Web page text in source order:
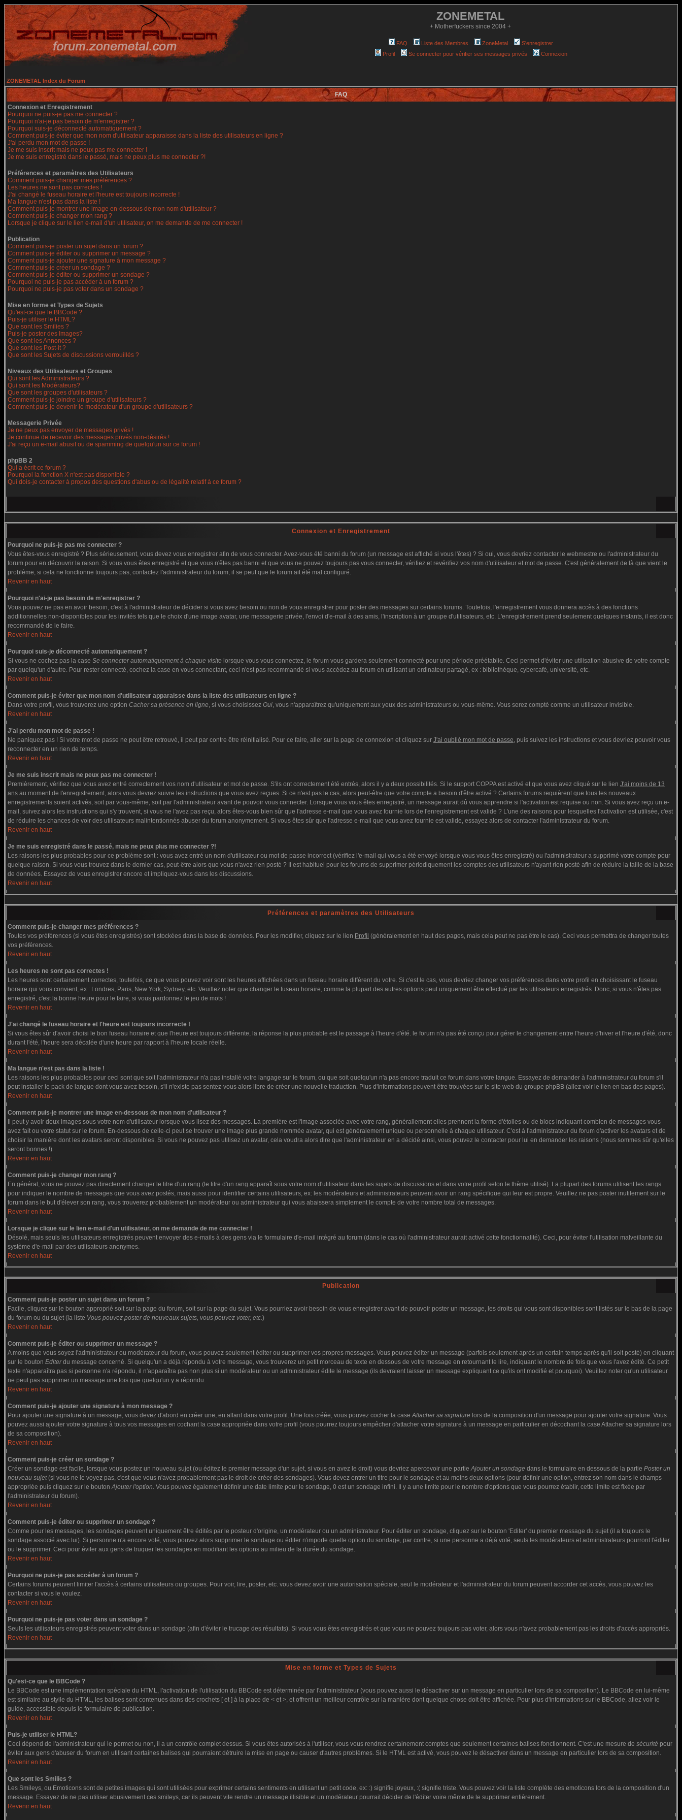
ZONEMETAL
+ Motherfuckers since 2004 +
FAQ Liste des Membres ZoneMetal
S'enregistrer
Profil
Se connecter pour vérifier ses messages privés Connexion
ZONEMETAL Index du Forum
FAQ
Connexion et Enregistrement
Pourquoi ne puis-je pas me connecter ?
Pourquoi n'ai-je pas besoin de m'enregistrer ?
Pourquoi suis-je déconnecté automatiquement ?
Comment puis-je éviter que mon nom d'utilisateur apparaisse dans la liste des utilisateurs en ligne ?
J'ai perdu mon mot de passe !
Je me suis inscrit mais ne peux pas me connecter !
Je me suis enregistré dans le passé, mais ne peux plus me connecter ?!
Préférences et paramètres des Utilisateurs
Comment puis-je changer mes préférences ?
Les heures ne sont pas correctes !
J'ai changé le fuseau horaire et l'heure est toujours incorrecte !
Ma langue n'est pas dans la liste !
Comment puis-je montrer une image en-dessous de mon nom d'utilisateur ?
Comment puis-je changer mon rang ?
Lorsque je clique sur le lien e-mail d'un utilisateur, on me demande de me connecter !
Publication
Comment puis-je poster un sujet dans un forum ?
Comment puis-je éditer ou supprimer un message ?
Comment puis-je ajouter une signature à mon message ?
Comment puis-je créer un sondage ?
Comment puis-je éditer ou supprimer un sondage ?
Pourquoi ne puis-je pas accéder à un forum ?
Pourquoi ne puis-je pas voter dans un sondage ?
Mise en forme et Types de Sujets
Qu'est-ce que le BBCode ?
Puis-je utiliser le HTML?
Que sont les Smilies ?
Puis-je poster des Images?
Que sont les Annonces ?
Que sont les Post-it ?
Que sont les Sujets de discussions verrouillés ?
Niveaux des Utilisateurs et Groupes
Qui sont les Administrateurs ?
Qui sont les Modérateurs?
Que sont les groupes d'utilisateurs ?
Comment puis-je joindre un groupe d'utilisateurs ?
Comment puis-je devenir le modérateur d'un groupe d'utilisateurs ?
Messagerie Privée
Je ne peux pas envoyer de messages privés !
Je continue de recevoir des messages privés non-désirés !
J'ai reçu un e-mail abusif ou de spamming de quelqu'un sur ce forum !
phpBB 2
Qui a écrit ce forum ?
Pourquoi la fonction X n'est pas disponible ?
Qui dois-je contacter à propos des questions d'abus ou de légalité relatif à ce forum ?
Connexion et Enregistrement
Pourquoi ne puis-je pas me connecter ?
Vous êtes-vous enregistré ? Plus sérieusement, vous devez vous enregistrer afin de vous connecter. Avez-vous été banni du forum (un message est affiché si vous l'êtes) ? Si oui, vous devriez contacter le webmestre ou l'administrateur du
forum pour en découvrir la raison. Si vous vous êtes enregistré et que vous n'êtes pas banni et que vous ne pouvez toujours pas vous connecter, vérifiez et revérifiez vos nom d'utilisateur et mot de passe. C'est généralement de là que vient le
problème, si cela ne fonctionne toujours pas, contactez l'administrateur du forum, il se peut que le forum ait été mal configuré.
Revenir en haut
Pourquoi n'ai-je pas besoin de m'enregistrer ?
Vous pouvez ne pas en avoir besoin, c'est à l'administrateur de décider si vous avez besoin ou non de vous enregistrer pour poster des messages sur certains forums. Toutefois, l'enregistrement vous donnera accès à des fonctions
additionnelles non-disponibles pour les invités tels que le choix d'une image avatar, une messagerie privée, l'envoi d'e-mail à des amis, l'inscription à un groupe d'utilisateurs, etc. L'enregistrement prend seulement quelques instants, il est donc
recommandé de le faire.
Revenir en haut
Pourquoi suis-je déconnecté automatiquement ?
Si vous ne cochez pas la case Se connecter automatiquement à chaque visite lorsque vous vous connectez, le forum vous gardera seulement connecté pour une période préétablie. Ceci permet d'éviter une utilisation abusive de votre compte
par quelqu'un d'autre. Pour rester connecté, cochez la case en vous connectant, ceci n'est pas recommandé si vous accédez au forum en utilisant un ordinateur partagé, ex : bibliothèque, cybercafé, université, etc.
Revenir en haut
Comment puis-je éviter que mon nom d'utilisateur apparaisse dans la liste des utilisateurs en ligne ?
Dans votre profil, vous trouverez une option Cacher sa présence en ligne, si vous choisissez Oui, vous n'apparaîtrez qu'uniquement aux yeux des administrateurs ou vous-même. Vous serez compté comme un utilisateur invisible.
Revenir en haut
J'ai perdu mon mot de passe !
Ne paniquez pas ! Si votre mot de passe ne peut être retrouvé, il peut par contre être réinitialisé. Pour ce faire, aller sur la page de connexion et cliquez sur J'ai oublié mon mot de passe, puis suivez les instructions et vous devriez pouvoir vous
reconnecter en un rien de temps.
Revenir en haut
Je me suis inscrit mais ne peux pas me connecter !
Premièrement, vérifiez que vous avez entré correctement vos nom d'utilisateur et mot de passe. S'ils ont correctement été entrés, alors il y a deux possibilités. Si le support COPPA est activé et que vous avez cliqué sur le lien J'ai moins de 13
ans au moment de l'enregistrement, alors vous devrez suivre les instructions que vous avez reçues. Si ce n'est pas le cas, alors peut-être que votre compte a besoin d'être activé ? Certains forums requièrent que tous les nouveaux
enregistrements soient activés, soit par vous-même, soit par l'administrateur avant de pouvoir vous connecter. Lorsque vous vous êtes enregistré, un message aurait dû vous apprendre si l'activation est requise ou non. Si vous avez reçu un e-
mail, suivez alors les instructions qui s'y trouvent, si vous ne l'avez pas reçu, alors êtes-vous bien sûr que l'adresse e-mail que vous avez fournie lors de l'enregistrement est valide ? L'une des raisons pour lesquelles l'activation est utilisée, c'est
de réduire les chances de voir des utilisateurs malintentionnés abuser du forum anonymement. Si vous êtes sûr que l'adresse e-mail que vous avez fournie est valide, essayez alors de contacter l'administrateur du forum.
Revenir en haut
Je me suis enregistré dans le passé, mais ne peux plus me connecter ?!
Les raisons les plus probables pour ce problème sont : vous avez entré un nom d'utilisateur ou mot de passe incorrect (vérifiez l'e-mail qui vous a été envoyé lorsque vous vous êtes enregistré) ou l'administrateur a supprimé votre compte pour
quelque raison. Si vous vous trouvez dans le dernier cas, peut-être alors que vous n'avez rien posté ? Il est habituel pour les forums de supprimer périodiquement les comptes des utilisateurs n'ayant rien posté afin de réduire la taille de la base
de données. Essayez de vous enregistrer encore et impliquez-vous dans les discussions.
Revenir en haut
Préférences et paramètres des Utilisateurs
Comment puis-je changer mes préférences ?
Toutes vos préférences (si vous êtes enregistrés) sont stockées dans la base de données. Pour les modifier, cliquez sur le lien Profil (généralement en haut des pages, mais cela peut ne pas être le cas). Ceci vous permettra de changer toutes
vos préférences.
Revenir en haut
Les heures ne sont pas correctes !
Les heures sont certainement correctes, toutefois, ce que vous pouvez voir sont les heures affichées dans un fuseau horaire différent du votre. Si c'est le cas, vous devriez changer vos préférences dans votre profil en choisissant le fuseau
horaire qui vous convient, ex : Londres, Paris, New York, Sydney, etc. Veuillez noter que changer le fuseau horaire, comme la plupart des autres options peut uniquement être effectué par les utilisateurs enregistrés. Donc, si vous n'êtes pas
enregistré, c'est la bonne heure pour le faire, si vous pardonnez le jeu de mots !
Revenir en haut
J'ai changé le fuseau horaire et l'heure est toujours incorrecte !
Si vous êtes sûr d'avoir choisi le bon fuseau horaire et que l'heure est toujours différente, la réponse la plus probable est le passage à l'heure d'été. le forum n'a pas été conçu pour gérer le changement entre l'heure d'hiver et l'heure d'été, donc
durant l'été, l'heure sera décalée d'une heure par rapport à l'heure locale réelle.
Revenir en haut
Ma langue n'est pas dans la liste !
Les raisons les plus probables pour ceci sont que soit l'administrateur n'a pas installé votre langage sur le forum, ou que soit quelqu'un n'a pas encore traduit ce forum dans votre langue. Essayez de demander à l'administrateur du forum s'il
peut installer le pack de langue dont vous avez besoin, s'il n'existe pas sentez-vous alors libre de créer une nouvelle traduction. Plus d'informations peuvent être trouvées sur le site web du groupe phpBB (allez voir le lien en bas des pages).
Revenir en haut
Comment puis-je montrer une image en-dessous de mon nom d'utilisateur ?
Il peut y avoir deux images sous votre nom d'utilisateur lorsque vous lisez des messages. La première est l'image associée avec votre rang, générallement elles prennent la forme d'étoiles ou de blocs indiquant combien de messages vous
avez fait ou votre statut sur le forum. En-dessous de celle-ci peut se trouver une image plus grande nommée avatar, qui est généralement unique ou personnelle à chaque utilisateur. C'est à l'administrateur du forum d'activer les avatars et de
choisir la manière dont les avatars seront disponibles. Si vous ne pouvez pas utilisez un avatar, cela voudra alors dire que l'administrateur en a décidé ainsi, vous pouvez le contacter pour lui en demander les raisons (nous sommes sûr qu'elles
seront bonnes !).
Revenir en haut
Comment puis-je changer mon rang ?
En général, vous ne pouvez pas directement changer le titre d'un rang (le titre d'un rang apparaît sous votre nom d'utilisateur dans les sujets de discussions et dans votre profil selon le thème utilisé). La plupart des forums utilisent les rangs
pour indiquer le nombre de messages que vous avez postés, mais aussi pour identifier certains utilisateurs, ex: les modérateurs et administrateurs peuvent avoir un rang spécifique qui leur est propre. Veuillez ne pas poster inutilement sur le
forum dans le but d'élever son rang, vous trouverez probablement un modérateur ou administrateur qui vous abaissera simplement le compte de votre nombre total de messages.
Revenir en haut
Lorsque je clique sur le lien e-mail d'un utilisateur, on me demande de me connecter !
Désolé, mais seuls les utilisateurs enregistrés peuvent envoyer des e-mails à des gens via le formulaire d'e-mail intégré au forum (dans le cas où l'administrateur aurait activé cette fonctionnalité). Ceci, pour éviter l'utilisation malveillante du
système d'e-mail par des utilisateurs anonymes.
Revenir en haut
Publication
Comment puis-je poster un sujet dans un forum ?
Facile, cliquez sur le bouton approprié soit sur la page du forum, soit sur la page du sujet. Vous pourriez avoir besoin de vous enregistrer avant de pouvoir poster un message, les droits qui vous sont disponibles sont listés sur le bas de la page
du forum ou du sujet (la liste Vous pouvez poster de nouveaux sujets, vous pouvez voter, etc.)
Revenir en haut
Comment puis-je éditer ou supprimer un message ?
A moins que vous soyez l'administrateur ou modérateur du forum, vous pouvez seulement éditer ou supprimer vos propres messages. Vous pouvez éditer un message (parfois seulement après un certain temps après qu'il soit posté) en cliquant
sur le bouton Editerdu message concerné. Si quelqu'un a déjà répondu à votre message, vous trouverez un petit morceau de texte en dessous de votre message en retournant le lire, indiquant le nombre de fois que vous l'avez édité. Ce petit
texte n'apparaîtra pas si personne n'a répondu, il n'apparaîtra pas non plus si un modérateur ou un administrateur édite le message (ils devraient laisser un message expliquant ce qu'ils ont modifié et pourquoi). Veuillez noter qu'un utilisateur
ne peut pas supprimer un message une fois que quelqu'un y a répondu.
Revenir en haut
Comment puis-je ajouter une signature à mon message ?
Pour ajouter une signature à un message, vous devez d'abord en créer une, en allant dans votre profil. Une fois créée, vous pouvez cocher la caseAttacher sa signature lors de la composition d'un message pour ajouter votre signature. Vous
pouvez aussi ajouter votre signature à tous vos messages en cochant la case appropriée dans votre profil (vous pourrez toujours empêcher d'attacher votre signature à un message en particulier en décochant la case Attacher sa signature lors
de sa composition).
Revenir en haut
Comment puis-je créer un sondage ?
Créer un sondage est facile, lorsque vous postez un nouveau sujet (ou éditez le premier message d'un sujet, si vous en avez le droit) vous devriez apercevoir une partieAjouter un sondage dans le formulaire en dessous de la partie Poster un
nouveau sujet(si vous ne le voyez pas, c'est que vous n'avez probablement pas le droit de créer des sondages). Vous devez entrer un titre pour le sondage et au moins deux options (pour définir une option, entrez son nom dans le champs
appropriée puis cliquez sur le boutonAjouter l'option. Vous pouvez également définir une date limite pour le sondage, 0 est un sondage infini. Il y a une limite pour le nombre d'options que vous pourrez établir, cette limite est fixée par
l'administrateur du forum).
Revenir en haut
Comment puis-je éditer ou supprimer un sondage ?
Comme pour les messages, les sondages peuvent uniquement être édités par le posteur d'origine, un modérateur ou un administrateur. Pour éditer un sondage, cliquez sur le bouton 'Editer' du premier message du sujet (il a toujours le
sondage associé avec lui). Si personne n'a encore voté, vous pouvez alors supprimer le sondage ou éditer n'importe quelle option du sondage, par contre, si une personne a déjà voté, seuls les modérateurs et administrateurs pourront l'éditer
ou le supprimer. Ceci pour éviter aux gens de truquer les sondages en modifiant les options au milieu de la durée du sondage.
Revenir en haut
Pourquoi ne puis-je pas accéder à un forum ?
Certains forums peuvent limiter l'accès à certains utilisateurs ou groupes. Pour voir, lire, poster, etc. vous devez avoir une autorisation spéciale, seul le modérateur et l'administrateur du forum peuvent accorder cet accès, vous pouvez les
contacter si vous le voulez.
Revenir en haut
Pourquoi ne puis-je pas voter dans un sondage ?
Seuls les utilisateurs enregistrés peuvent voter dans un sondage (afin d'éviter le trucage des résultats). Si vous vous êtes enregistrés et que vous ne pouvez toujours pas voter, alors vous n'avez probablement pas les droits d'accès appropriés.
Revenir en haut
Mise en forme et Types de Sujets
Qu'est-ce que le BBCode ?
Le BBCode est une implémentation spéciale du HTML, l'activation de l'utilisation du BBCode est déterminée par l'administrateur (vous pouvez aussi le désactiver sur un message en particulier lors de sa composition). Le BBCode en lui-même
est similaire au styile du HTML, les balises sont contenues dans des crochets [ et ] à la place de < et >, et offrent un meilleur contrôle sur la manière dont quelque chose doit être affichée. Pour plus d'informations sur le BBCode, allez voir le
guide, accessible depuis le formulaire de publication.
Revenir en haut
Puis-je utiliser le HTML?
Ceci dépend de l'administrateur qui le permet ou non, il a un contrôle complet dessus. Si vous êtes autorisés à l'utiliser, vous vous rendrez certainement comptes que seulement certaines balises fonctionnent. C'est une mesure de sécurité pour
éviter aux gens d'abuser du forum en utilisant certaines balises qui pourraient détruire la mise en page ou causer d'autres problèmes. Si le HTML est activé, vous pouvez le désactiver dans un message en particulier lors de sa composition.
Revenir en haut
Que sont les Smilies ?
Les Smileys, ou Emoticons sont de petites images qui sont utilisées pour exprimer certains sentiments en utilisant un petit code, ex: :) signifie joyeux, :( signifie triste. Vous pouvez voir la liste complète des emoticons lors de la composition d'un
message. Essayez de ne pas utiliser abusivement ces smileys, car ils peuvent vite rendre un message illisible et un modérateur pourrait décider de l'éditer voire même de le supprimer entièrement.
Revenir en haut